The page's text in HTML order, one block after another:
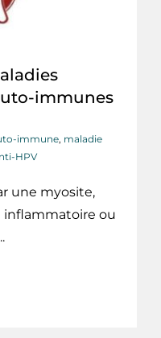
immunes
immune, maladie
HPV
une myosite,
inflammatoire ou